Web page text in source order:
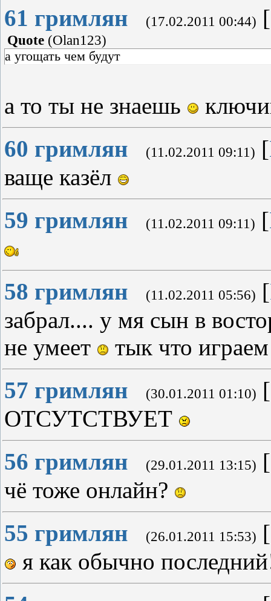
61 гримлян (17.02.2011 00:44) [
Quote (Olan123)
а угощать чем будут
а то ты не знаешь
60 гримлян (11.02.2011 09:11) [
ваще казёл
59 гримлян (11.02.2011 09:11) [
58 гримлян (11.02.2011 05:56) [
забрал.... у мя сын в
не умеет
тык что
57 гримлян (30.01.2011 01:10) [
ОТСУТСТВУЕТ
56 гримлян (29.01.2011 13:15) [
чё тоже онлайн?
55 гримлян (26.01.2011 15:53) [
я как обычно